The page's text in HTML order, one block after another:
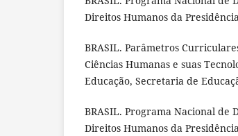
Direitos Humanos da
BRASIL. Parâmetros
Ciências Humanas e suas
Educação, Secretaria de
BRASIL. Programa Nacional de
Direitos Humanos da